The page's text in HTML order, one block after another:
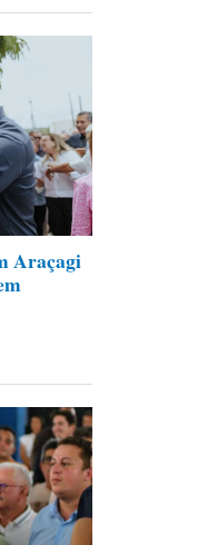
Araçagi